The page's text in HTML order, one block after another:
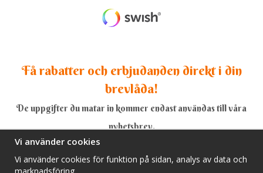
Få rabatter och erbjudanden direkt i din
brevlåda!
De uppgifter du matar in kommer endast användas till våra
nyhetsbrev.
Vi använder cookies
Vi använder cookies för funktion på sidan, analys av data och